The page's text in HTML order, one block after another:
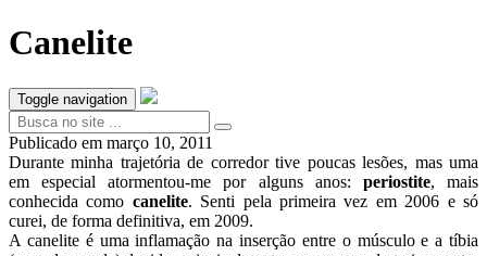
Canelite
Toggle navigation
Publicado em março 10, 2011
Durante minha trajetória de corredor tive poucas lesões, mas uma
em especial atormentou-me por alguns anos: periostite, mais
conhecida como canelite. Senti pela primeira vez em 2006 e só
curei, de forma definitiva, em 2009.
A canelite é uma inflamação na inserção entre o músculo e a tíbia